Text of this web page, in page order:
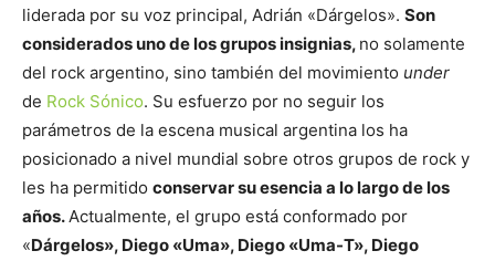
liderada por su voz principal, Adrián «Dárgelos». Son
considerados uno de los grupos insignias, no solamente
del rock argentino, sino también del movimiento under
de Rock Sónico. Su esfuerzo por no seguir los
parámetros de la escena musical argentina los ha
posicionado a nivel mundial sobre otros grupos de rock y
les ha permitido conservar su esencia a lo largo de los
años.Actualmente, el grupo está conformado por
«Dárgelos», Diego «Uma», Diego «Uma-T», Diego